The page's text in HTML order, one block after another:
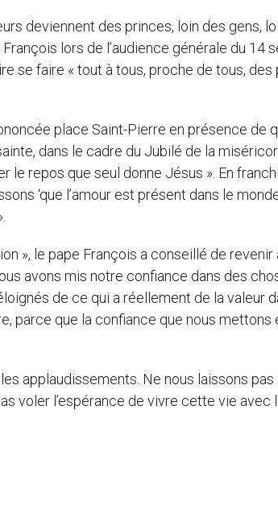
deviennent des princes, loin des gens,
François lors de l’audience générale du 14
se faire « tout à tous, proche de tous, des
place Saint-Pierre en présence de
dans le cadre du Jubilé de la
le repos que seul donne Jésus ». En
‘que l’amour est présent dans le
», le pape François a conseillé de revenir
avons mis notre confiance dans des
de ce qui a réellement de la valeur
parce que la confiance que nous mettons
applaudissements. Ne nous laissons pas
voler l’espérance de vivre cette vie avec